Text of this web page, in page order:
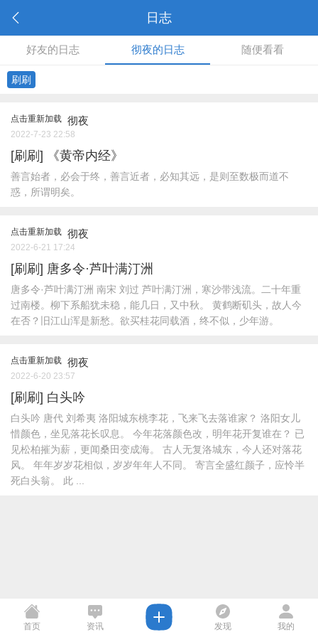
日志
好友的日志 彻夜的日志 随便看看
刷刷
点击重新加载 彻夜
2022-7-23 22:58
[刷刷] 《黄帝内经》
善言始者，必会于终，善言近者，必知其远，是则至数极而道不
惑，所谓明矣。
点击重新加载 彻夜
2022-6-21 17:24
[刷刷] 唐多令·芦叶满汀洲
唐多令·芦叶满汀洲 南宋 刘过 芦叶满汀洲，寒沙带浅流。二十年重
过南楼。柳下系船犹未稳，能几日，又中秋。 黄鹤断矶头，故人今
在否？旧江山浑是新愁。欲买桂花同载酒，终不似，少年游。
点击重新加载 彻夜
2022-6-20 23:57
[刷刷] 白头吟
白头吟 唐代 刘希夷 洛阳城东桃李花，飞来飞去落谁家？ 洛阳女儿
惜颜色，坐见落花长叹息。 今年花落颜色改，明年花开复谁在？ 已
见松柏摧为薪，更闻桑田变成海。 古人无复洛城东，今人还对落花
风。 年年岁岁花相似，岁岁年年人不同。 寄言全盛红颜子，应怜半
死白头翁。 此 ...
首页 资讯 发现 我的